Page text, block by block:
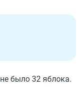
которая
было 32 яблока.